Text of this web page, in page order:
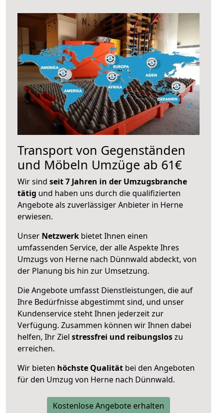
Transport von Gegenständen
und Möbeln Umzüge ab 61€
Wir sind seit 7 Jahren in der Umzugsbranche
tätig und haben uns durch die qualifizierten
Angebote als zuverlässiger Anbieter in Herne
erwiesen.
Unser Netzwerk bietet Ihnen einen
umfassenden Service, der alle Aspekte Ihres
Umzugs von Herne nach Dünnwald abdeckt, von
der Planung bis hin zur Umsetzung.
Die Angebote umfasst Dienstleistungen, die auf
Ihre Bedürfnisse abgestimmt sind, und unser
Kundenservice steht Ihnen jederzeit zur
Verfügung. Zusammen können wir Ihnen dabei
helfen, Ihr Ziel stressfrei und reibungsloszu
erreichen.
Wir bieten höchste Qualität bei den Angeboten
für den Umzug von Herne nach Dünnwald.
Kostenlose Angebote erhalten